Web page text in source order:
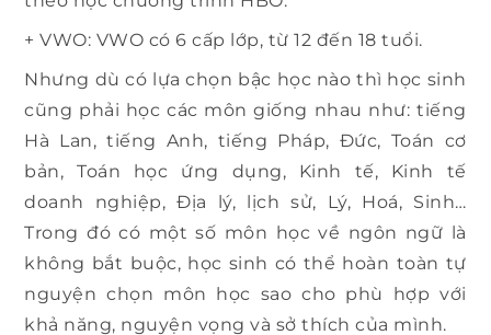
+ VWO: VWO có 6 cấp lớp, từ 12 đến 18 tuổi.
Nhưng dù có lựa chọn bậc học nào thì học sinh
cũng phải học các môn giống nhau như: tiếng
Hà Lan, tiếng Anh, tiếng Pháp, Đức, Toán cơ
bản, Toán học ứng dụng, Kinh tế, Kinh tế
doanh nghiệp, Địa lý, lịch sử, Lý, Hoá, Sinh…
Trong đó có một số môn học về ngôn ngữ là
không bắt buộc, học sinh có thể hoàn toàn tự
nguyện chọn môn học sao cho phù hợp với
khả năng, nguyện vọng và sở thích của mình.